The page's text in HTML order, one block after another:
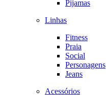
Pijamas
Linhas
Fitness
Praia
Social
Personagens
Jeans
Acessórios